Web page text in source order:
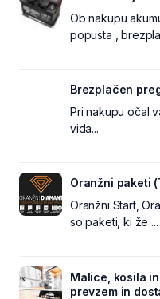
Ob nakupu
popusta ,
Brezplačen
Pri nakupu očal
vida...
Oranžni paketi
Oranžni Start,
so paketi, ki že ...
Malice, kosila
prevzem in